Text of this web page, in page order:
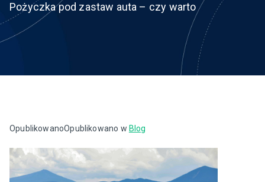
Pożyczka pod zastaw auta – czy warto
OpublikowanoOpublikowano w Blog